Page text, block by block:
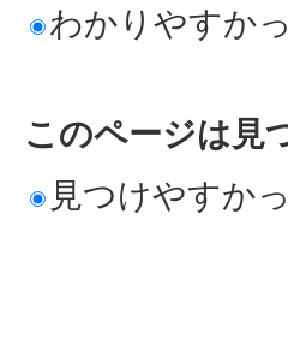
わかりやすか
このページは見
見つけやすか